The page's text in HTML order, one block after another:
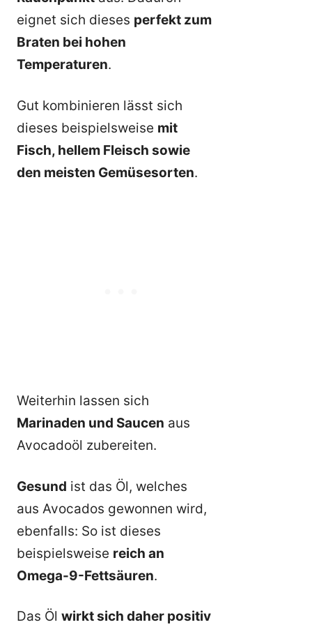
eignet sich dieses perfekt zum
Braten bei hohen
Temperaturen.
Gut kombinieren lässt sich
dieses beispielsweise mit
Fisch, hellem Fleisch sowie
den meisten Gemüsesorten.
Weiterhin lassen sich
Marinaden und Saucen aus
Avocadoöl zubereiten.
Gesund ist das Öl, welches
aus Avocados gewonnen wird,
ebenfalls: So ist dieses
beispielsweise reich an
Omega-9-Fettsäuren.
Das Öl wirkt sich daher positiv